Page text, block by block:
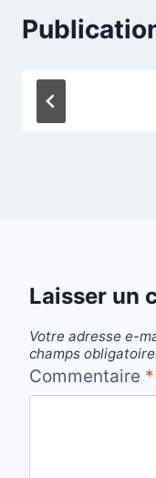
Laisser un
Votre adresse e-
champs
Commentaire *